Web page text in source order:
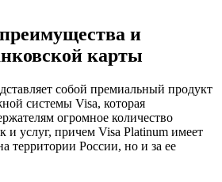
и
карты
собой премиальный продукт
системы Visa, которая
огромное количество
и услуг, причем Visa Platinum имеет
территории России, но и за ее